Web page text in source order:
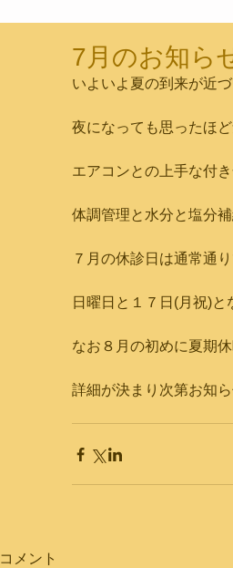
7月のお知ら
いよいよ夏の到来が近づ
夜になっても思ったほ
エアコンとの上手な付
体調管理と水分と塩分
７月の休診日は通常通り
日曜日と１７日(月祝)と
なお８月の初めに夏期
詳細が決まり次第お知ら
コメント